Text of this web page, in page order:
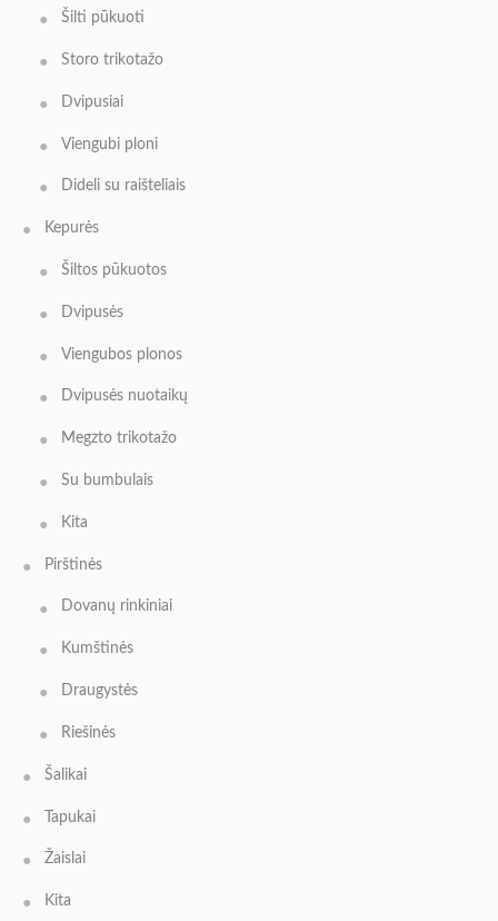
Šilti pūkuoti
Storo trikotažo
Dvipusiai
Viengubi ploni
Dideli su raišteliais
Kepurės
Šiltos pūkuotos
Dvipusės
Viengubos plonos
Dvipusės nuotaikų
Megzto trikotažo
Su bumbulais
Kita
Pirštinės
Dovanų rinkiniai
Kumštinės
Draugystės
Riešinės
Šalikai
Tapukai
Žaislai
Kita